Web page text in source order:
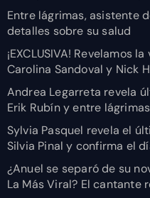
Entre lágrimas, asistente
detalles sobre su salud
¡EXCLUSIVA! Revelamos
Carolina Sandoval y Nick
Andrea Legarreta revela
Erik Rubín y entre
Sylvia Pasquel revela el
Silvia Pinal y confirma el
¿Anuel se separó de su
La Más Viral? El cantante